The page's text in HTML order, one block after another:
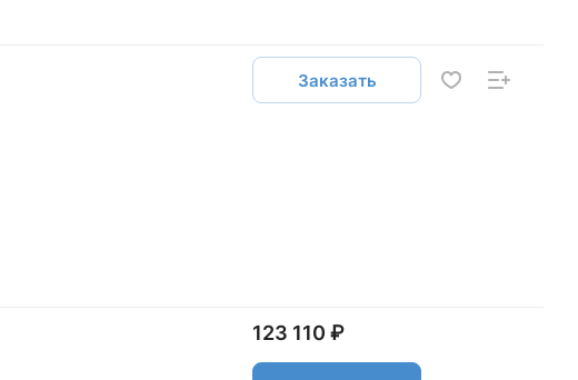
Заказать
123 110 ₽